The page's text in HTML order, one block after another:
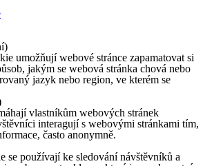
umožňují webové stránce zapamatovat si
jakým se webová stránka chová nebo
jazyk nebo region, ve kterém se
vlastníkům webových stránek
interagují s webovými stránkami tím,
často anonymně.
se používají ke sledování návštěvníků a